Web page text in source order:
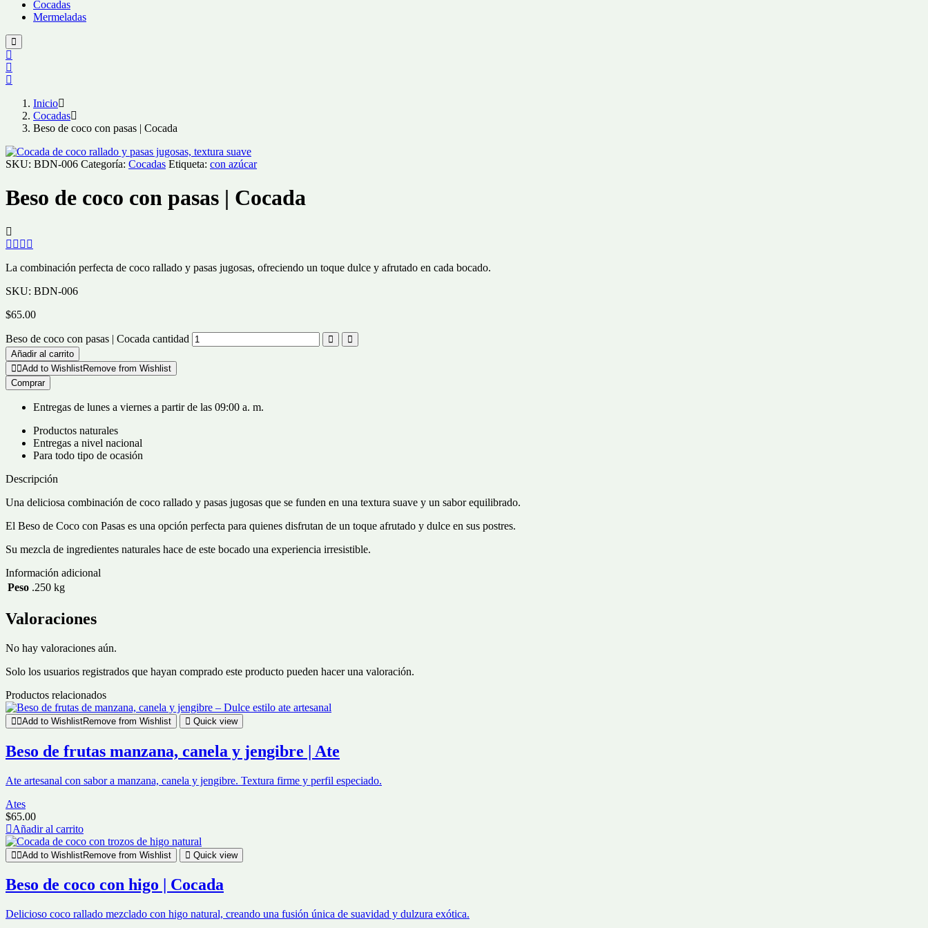
Cocadas
Mermeladas
Inicio
Cocadas
Beso de coco con pasas | Cocada
SKU: BDN-006 Categoría: Cocadas Etiqueta: con azúcar
Beso de coco con pasas | Cocada
La combinación perfecta de coco rallado y pasas jugosas, ofreciendo un toque dulce y afrutado en cada bocado.
SKU: BDN-006
$65.00
Beso de coco con pasas | Cocada cantidad
Añadir al carrito
Add to WishlistRemove from Wishlist
Comprar
Entregas de lunes a viernes a partir de las 09:00 a. m.
Productos naturales
Entregas a nivel nacional
Para todo tipo de ocasión
Descripción
Una deliciosa combinación de coco rallado y pasas jugosas que se funden en una textura suave y un sabor equilibrado.
El Beso de Coco con Pasas es una opción perfecta para quienes disfrutan de un toque afrutado y dulce en sus postres.
Su mezcla de ingredientes naturales hace de este bocado una experiencia irresistible.
Información adicional
Peso .250 kg
Valoraciones
No hay valoraciones aún.
Solo los usuarios registrados que hayan comprado este producto pueden hacer una valoración.
Productos relacionados
Add to WishlistRemove from Wishlist Quick view
Beso de frutas manzana, canela y jengibre | Ate
Ate artesanal con sabor a manzana, canela y jengibre. Textura firme y perfil especiado.
Ates
$65.00
Añadir al carrito
Add to WishlistRemove from Wishlist Quick view
Beso de coco con higo | Cocada
Delicioso coco rallado mezclado con higo natural, creando una fusión única de suavidad y dulzura exótica.